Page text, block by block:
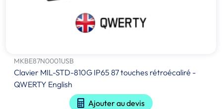
MKBE87N0001USB
Clavier MIL-STD-810G IP65 87 touches rétroécaliré -
QWERTY English
Ajouter au devis